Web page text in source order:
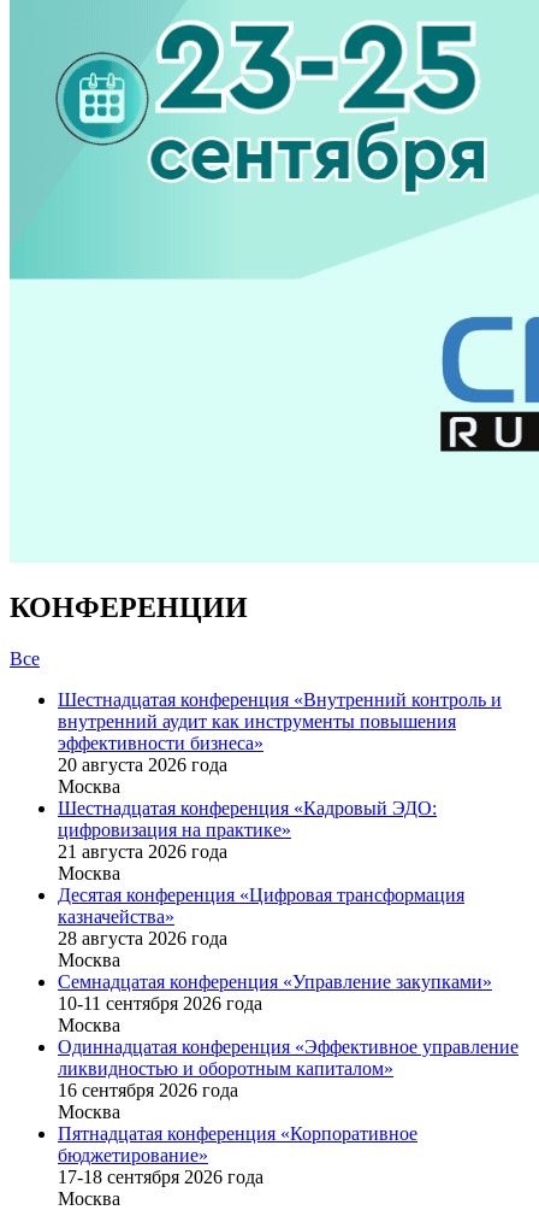
КОНФЕРЕНЦИИ
Все
Шестнадцатая конференция «Внутренний контроль и
внутренний аудит как инструменты повышения
эффективности бизнеса»
20 августа 2026 года
Москва
Шестнадцатая конференция «Кадровый ЭДО:
цифровизация на практике»
21 августа 2026 года
Москва
Десятая конференция «Цифровая трансформация
казначейства»
28 августа 2026 года
Москва
Семнадцатая конференция «Управление закупками»
10-11 сентября 2026 года
Москва
Одиннадцатая конференция «Эффективное управление
ликвидностью и оборотным капиталом»
16 cентября 2026 года
Москва
Пятнадцатая конференция «Корпоративное
бюджетирование»
17-18 сентября 2026 года
Москва